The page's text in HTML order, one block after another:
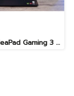
Lenovo IdeaPad Gaming 3 Ryzen5-5500H RAM16 RTX2050(4GB) 512GB M.2 จอ15.6 FHD 144Hz สเปคเกมมิ่ง คีย์บอร์ดไฟสีRGB เครื่องพร้อมใช้งาน ราคาเพียง 16,900.-